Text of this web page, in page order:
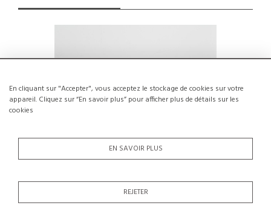
En cliquant sur "Accepter", vous acceptez le stockage de cookies sur votre
appareil. Cliquez sur “En savoir plus” pour afficher plus de détails sur les
cookies
EN SAVOIR PLUS
REJETER
Table basse par Arne Jacobsen, Fritz